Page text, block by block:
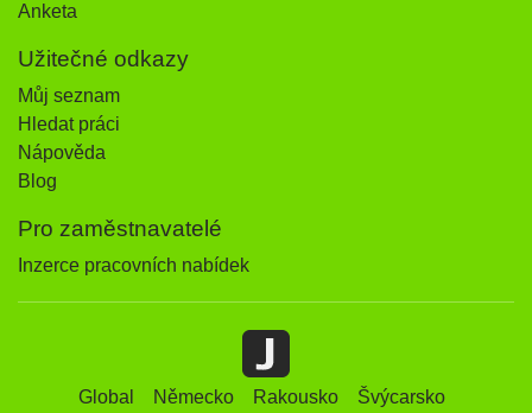
Anketa
Užitečné odkazy
Můj seznam
Hledat práci
Nápověda
Blog
Pro zaměstnavatelé
Inzerce pracovních nabídek
Global Německo Rakousko
Švýcarsko